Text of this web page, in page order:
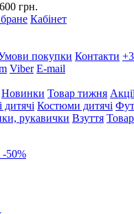
грн.
Кабінет
покупки Контакти
Viber E-mail
Новинки Товар тижня
дитячі Костюми дитячі
рукавички Взуття
-50%